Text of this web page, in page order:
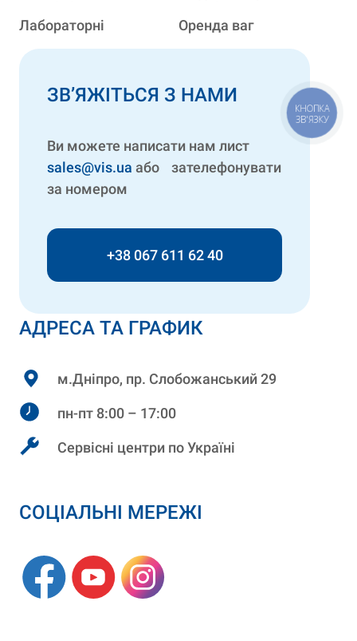
АДРЕСА ТА ГРАФИК
м.Дніпро, пр. Слобожанський 29
пн-пт 8:00 – 17:00
Сервісні центри по Україні
СОЦІАЛЬНІ МЕРЕЖІ
Лабораторні Оренда ваг
ЗВ’ЯЖІТЬСЯ З НАМИ
Ви можете написати нам лист
sales@vis.ua або зателефонувати
за номером
+38 067 611 62 40
КНОПКА
ЗВ'ЯЗКУ